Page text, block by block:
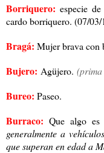
Borriquero: especie
cardo borriquero. (07/
Bragá: Mujer brava con
Bujero: Agüjero. (prima
Bureo: Paseo.
Burraco: Que algo
generalmente a
que superan en edad a